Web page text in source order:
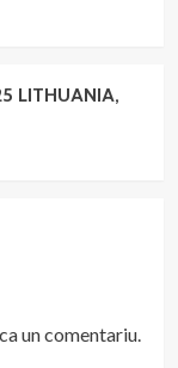
LITHUANIA,
un comentariu.